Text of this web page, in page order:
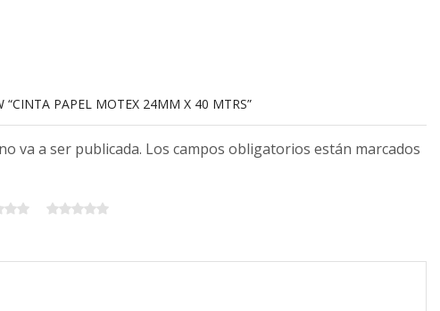
“CINTA PAPEL MOTEX 24MM X 40 MTRS”
va a ser publicada. Los campos obligatorios están marcados